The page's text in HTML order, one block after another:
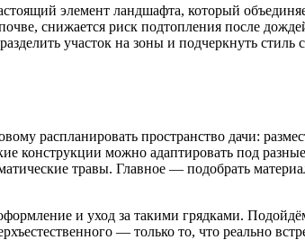
элемент ландшафта, который
снижается риск подтопления после
участок на зоны и подчеркнуть стиль
распланировать пространство дачи:
можно адаптировать под
травы. Главное — подобрать
и уход за такими грядками.
— только то, что реально